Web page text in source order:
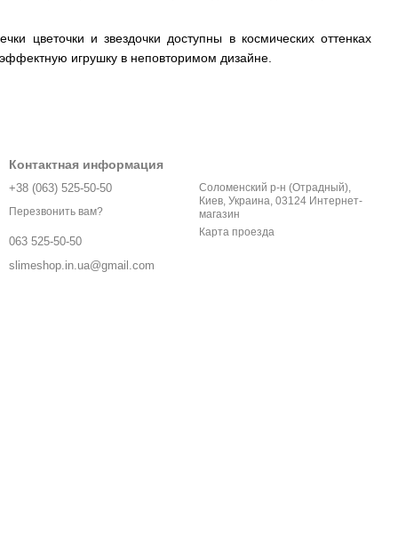
цветочки и звездочки доступны в космических оттенках
игрушку в неповторимом дизайне.
Контактная информация
+38 (063) 525-50-50
Перезвонить вам?
063 525-50-50
slimeshop.in.ua@gmail.com
Соломенский р-н (Отрадный),
Киев, Украина, 03124 Интернет-
магазин
Карта проезда